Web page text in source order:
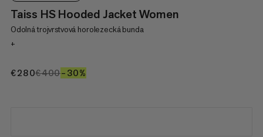
Taiss HS Hooded Jacket Women
Odolná trojvrstvová horolezecká bunda
+
€280€280
€400€400
–30%